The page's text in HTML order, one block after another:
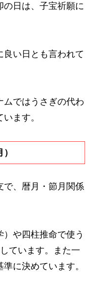
の日は、子宝祈願に
良い日とも言われて
ムではうさぎの代わ
ます。
で、暦月・節月関係
や四柱推命で使う
ています。また一
に決めています。